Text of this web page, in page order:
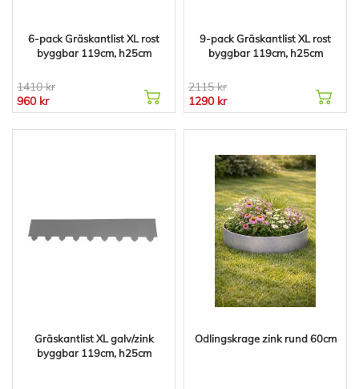
6-pack Gräskantlist XL rost
byggbar 119cm, h25cm
1410 kr
960 kr
9-pack Gräskantlist XL rost
byggbar 119cm, h25cm
2115 kr
1290 kr
Gräskantlist XL galv/zink
byggbar 119cm, h25cm
Odlingskrage zink rund 60cm